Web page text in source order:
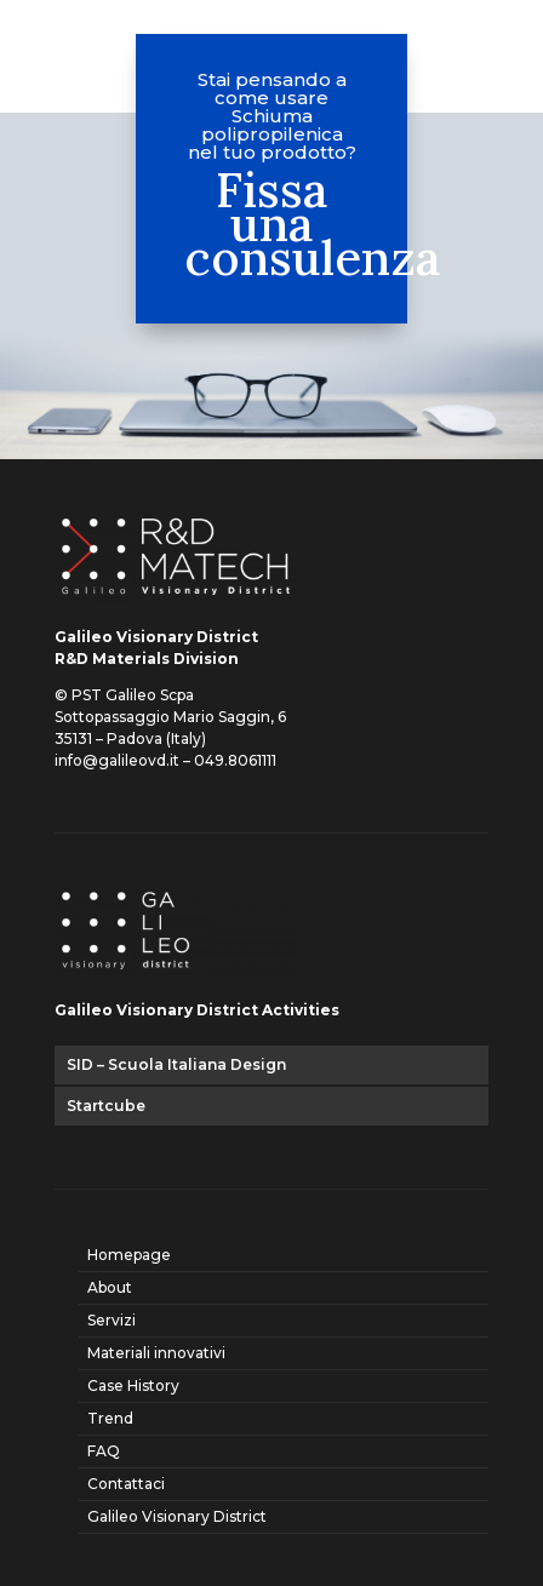
Stai pensando a
come usare
Schiuma
polipropilenica
nel tuo prodotto?
Fissa
una
consulenza
Galileo Visionary District
R&D Materials Division
© PST Galileo Scpa
Sottopassaggio Mario Saggin, 6
35131 – Padova (Italy)
info@galileovd.it – 049.8061111
Galileo Visionary District Activities
SID – Scuola Italiana Design
Startcube
Homepage
About
Servizi
Materiali innovativi
Case History
Trend
FAQ
Contattaci
Galileo Visionary District